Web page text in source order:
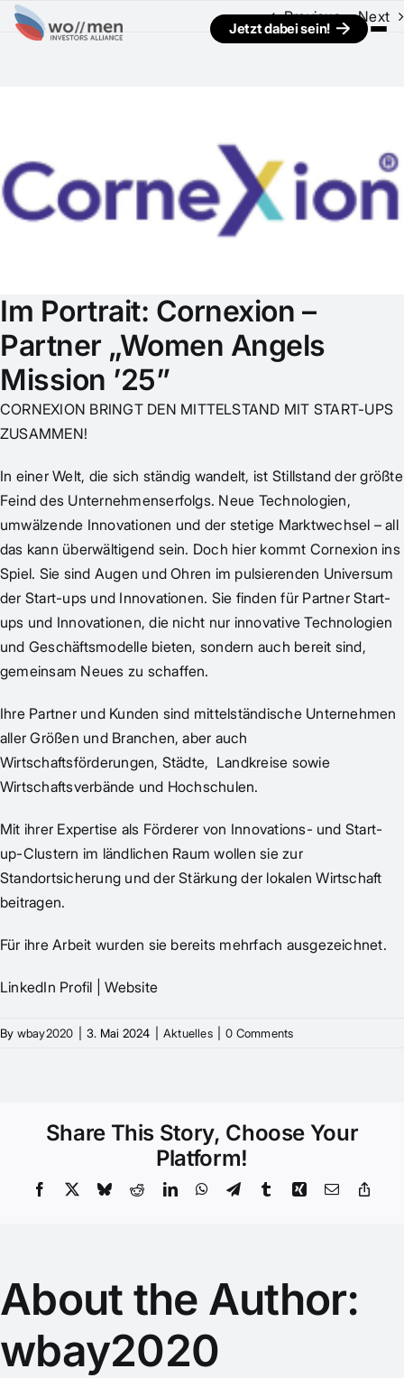
Jetzt dabei sein!
Previous Next
Im Portrait: Cornexion –
Partner „Women Angels
Mission ’25”
CORNEXION BRINGT DEN MITTELSTAND MIT START-UPS
ZUSAMMEN!
In einer Welt, die sich ständig wandelt, ist Stillstand der größte
Feind des Unternehmenserfolgs. Neue Technologien,
umwälzende Innovationen und der stetige Marktwechsel – all
das kann überwältigend sein. Doch hier kommt Cornexion ins
Spiel. Sie sind Augen und Ohren im pulsierenden Universum
der Start-ups und Innovationen. Sie finden für Partner Start-
ups und Innovationen, die nicht nur innovative Technologien
und Geschäftsmodelle bieten, sondern auch bereit sind,
gemeinsam Neues zu schaffen.
Ihre Partner und Kunden sind mittelständische Unternehmen
aller Größen und Branchen, aber auch
Wirtschaftsförderungen, Städte, Landkreise sowie
Wirtschaftsverbände und Hochschulen.
Mit ihrer Expertise als Förderer von Innovations- und Start-
up-Clustern im ländlichen Raum wollen sie zur
Standortsicherung und der Stärkung der lokalen Wirtschaft
beitragen.
Für ihre Arbeit wurden sie bereits mehrfach ausgezeichnet.
LinkedIn Profil |Website
By wbay2020 3. Mai 2024 Aktuelles 0 Comments
Share This Story, Choose Your
Platform!
Facebook BlueskyRedditLinkedInWhatsApp
TelegramTumblrXing Email
About the Author:
wbay2020